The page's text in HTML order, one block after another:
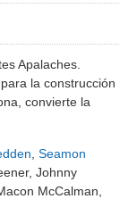
Apalaches.
la construcción
convierte la
Seamon
Johnny
McCalman,